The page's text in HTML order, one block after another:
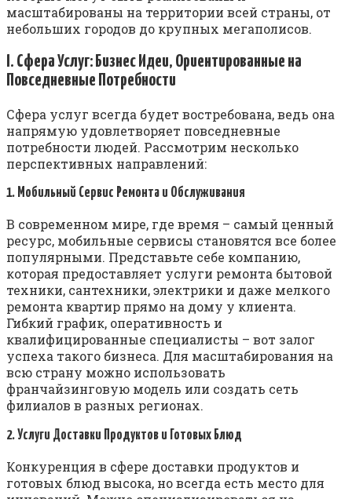
масштабированы на территории всей страны, от
небольших городов до крупных мегаполисов.
I. Сфера Услуг: Бизнес Идеи, Ориентированные на
Повседневные Потребности
Сфера услуг всегда будет востребована, ведь она
напрямую удовлетворяет повседневные
потребности людей. Рассмотрим несколько
перспективных направлений:
1. Мобильный Сервис Ремонта и Обслуживания
В современном мире, где время – самый ценный
ресурс, мобильные сервисы становятся все более
популярными. Представьте себе компанию,
которая предоставляет услуги ремонта бытовой
техники, сантехники, электрики и даже мелкого
ремонта квартир прямо на дому у клиента.
Гибкий график, оперативность и
квалифицированные специалисты – вот залог
успеха такого бизнеса. Для масштабирования на
всю страну можно использовать
франчайзинговую модель или создать сеть
филиалов в разных регионах.
2. Услуги Доставки Продуктов и Готовых Блюд
Конкуренция в сфере доставки продуктов и
готовых блюд высока, но всегда есть место для